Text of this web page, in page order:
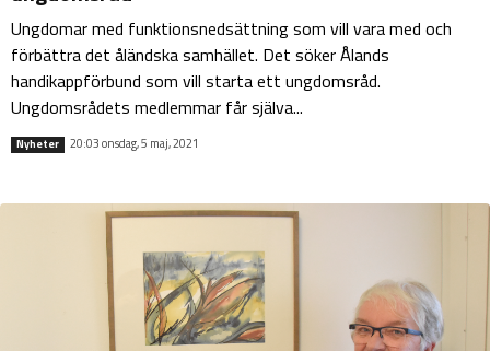
Ungdomar med funktionsnedsättning som vill vara med och
förbättra det åländska samhället. Det söker Ålands
handikappförbund som vill starta ett ungdomsråd.
Ungdomsrådets medlemmar får själva...
Nyheter 20:03 onsdag, 5 maj, 2021